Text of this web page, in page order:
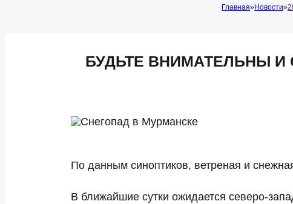
Главная Новости
БУДЬТЕ ВНИМАТЕЛЬНЫ
По данным синоптиков, ветреная и
В ближайшие сутки ожидается северо-